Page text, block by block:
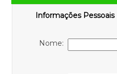
Informações Pessoais
Nome: